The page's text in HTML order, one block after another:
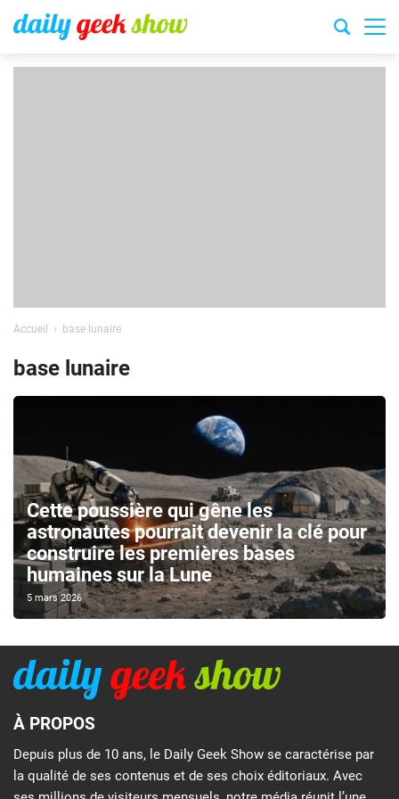
Accueil base lunaire
base lunaire
Cette poussière qui gêne les
astronautes pourrait devenir la clé pour
construire les premières bases
humaines sur la Lune
5 mars 2026
À PROPOS
Depuis plus de 10 ans, le Daily Geek Show se caractérise par
la qualité de ses contenus et de ses choix éditoriaux. Avec